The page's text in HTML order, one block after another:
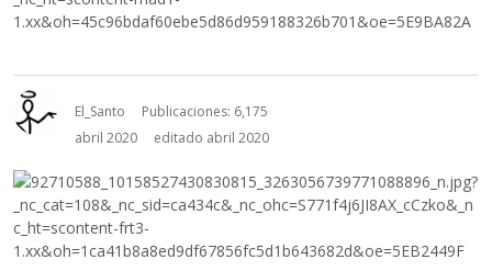
El_Santo
Publicaciones: 6,175
abril 2020
editado abril 2020